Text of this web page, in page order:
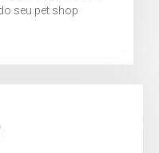
seu pet shop